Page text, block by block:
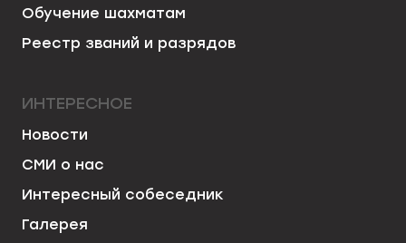
Обучение шахматам
Реестр званий и разрядов
ИНТЕРЕСНОЕ
Новости
СМИ о нас
Интересный собеседник
Галерея